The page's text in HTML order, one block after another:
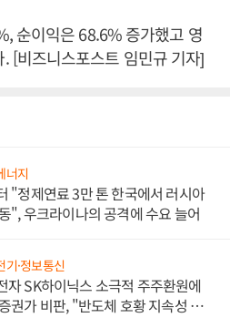
순이익은 68.6% 증가했고 영
[비즈니스포스트 임민규 기자]
너지
"정제연료 3만 톤 한국에서 러시아
", 우크라이나의 공격에 수요 늘어
기·정보통신
자 SK하이닉스 소극적 주주환원에
권가 비판, "반도체 호황 지속성 의